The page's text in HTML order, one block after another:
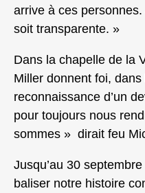
arrive à ces
soit transparente. »
Dans la chapelle de la
Miller donnent foi,
reconnaissance d’un
pour toujours nous
sommes » dirait feu
Jusqu’au 30
baliser notre histoire